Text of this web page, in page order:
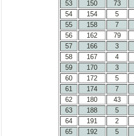
53
150 73
54
154 5
55
158 7
56
162 79
57
166 3
58
167 4
59
170 3
60
172 5
61
174 7
62
180 43
63
188 5
64
191 2
65
192 5